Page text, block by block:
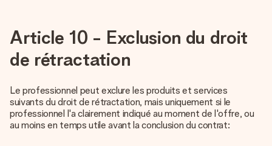
Article 10 - Exclusion du droit
de rétractation
Le professionnel peut exclure les produits et services
suivants du droit de rétractation, mais uniquement si le
professionnel l'a clairement indiqué au moment de l'offre, ou
au moins en temps utile avant la conclusion du contrat: